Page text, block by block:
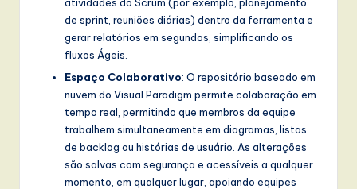
atividades do Scrum (por exemplo, planejamento
de sprint, reuniões diárias) dentro da ferramenta e
gerar relatórios em segundos, simplificando os
fluxos Ágeis.
Espaço Colaborativo: O repositório baseado em
nuvem do Visual Paradigm permite colaboração em
tempo real, permitindo que membros da equipe
trabalhem simultaneamente em diagramas, listas
de backlog ou histórias de usuário. As alterações
são salvas com segurança e acessíveis a qualquer
momento, em qualquer lugar, apoiando equipes